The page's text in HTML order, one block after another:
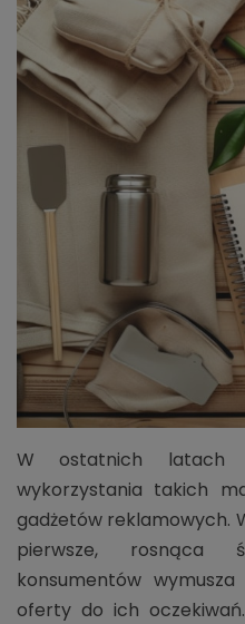
W ostatnich latach
wykorzystania takich
gadżetów reklamowych.
pierwsze, rosnąca
konsumentów
oferty do ich